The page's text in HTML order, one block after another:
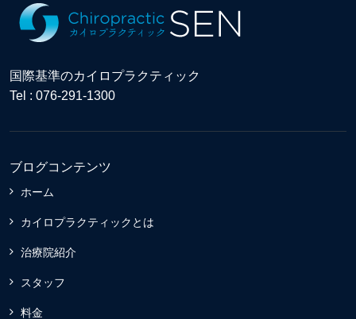
国際基準のカイロプラクティック
Tel : 076-291-1300
ブログコンテンツ
ホーム
カイロプラクティックとは
治療院紹介
スタッフ
料金